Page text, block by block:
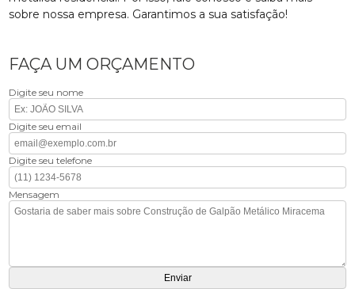
sobre nossa empresa. Garantimos a sua satisfação!
FAÇA UM ORÇAMENTO
Digite seu nome
Digite seu email
Digite seu telefone
Mensagem